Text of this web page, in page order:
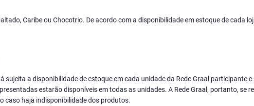
Caribe ou Chocotrio. De acordo com a disponibilidade em estoque de cada
a disponibilidade de estoque em cada unidade da Rede Graal participante
estarão disponíveis em todas as unidades. A Rede Graal, portanto, se
caso haja indisponibilidade dos produtos.